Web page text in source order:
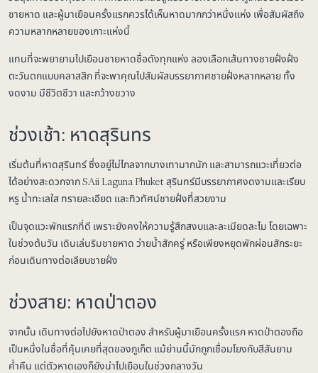
ชายหาด และผู้มาเยือนครั้งแรกควรได้เห็นหาดมากกว่าหนึ่งแห่ง เพื่อสัมผัสถึง
ความหลากหลายของเกาะแห่งนี้
แทนที่จะพยายามไปเยือนชายหาดชื่อดังทุกแห่ง ลองเลือกเส้นทางชายฝั่งฝั่ง
ตะวันตกแบบคลาสสิก ที่จะพาคุณไปสัมผัสบรรยากาศชายฝั่งหลากหลาย ทั้ง
งดงาม มีชีวิตชีวา และกว้างขวาง
ช่วงเช้า: หาดสุรินทร
เริ่มต้นที่หาดสุรินทร์ ซึ่งอยู่ไม่ไกลจากบางเทามากนัก และสามารถแวะเที่ยวต่อ
ได้อย่างสะดวกจาก SAii Laguna Phuket สุรินทร์มีบรรยากาศงดงามและเรียบ
หรู น้ำทะเลใส ทรายละเอียด และทิวทัศน์ชายฝั่งที่สวยงาม
เป็นจุดแวะพักแรกที่ดี เพราะยังคงให้ความรู้สึกสงบและละเมียดละไม โดยเฉพาะ
ในช่วงต้นวัน เดินเล่นริมชายหาด ว่ายน้ำสักครู่ หรือเพียงหยุดพักผ่อนสักระยะ
ก่อนเดินทางต่อเลียบชายฝั่ง
ช่วงสาย: หาดป่าตอง
จากนั้น เดินทางต่อไปยังหาดป่าตอง สำหรับผู้มาเยือนครั้งแรก หาดป่าตองถือ
เป็นหนึ่งในชื่อที่คุ้นเคยที่สุดของภูเก็ต แม้ย่านนี้มักถูกเชื่อมโยงกับสีสันยาม
ค่ำคืน แต่ตัวหาดเองก็ยังน่าไปเยือนในช่วงกลางวัน